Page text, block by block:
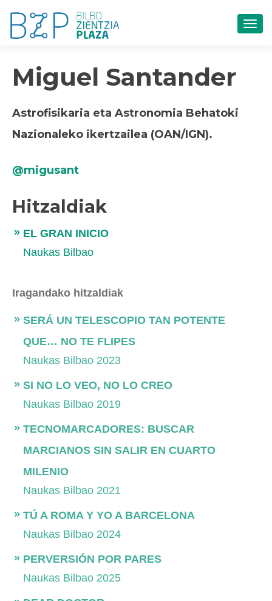
Miguel Santander
Astrofisikaria eta Astronomia Behatoki
Nazionaleko ikertzailea (OAN/IGN).
@migusant
Hitzaldiak
EL GRAN INICIO
Naukas Bilbao
Iragandako hitzaldiak
SERÁ UN TELESCOPIO TAN POTENTE
QUE… NO TE FLIPES
Naukas Bilbao 2023
SI NO LO VEO, NO LO CREO
Naukas Bilbao 2019
TECNOMARCADORES: BUSCAR
MARCIANOS SIN SALIR EN CUARTO
MILENIO
Naukas Bilbao 2021
TÚ A ROMA Y YO A BARCELONA
Naukas Bilbao 2024
PERVERSIÓN POR PARES
Naukas Bilbao 2025